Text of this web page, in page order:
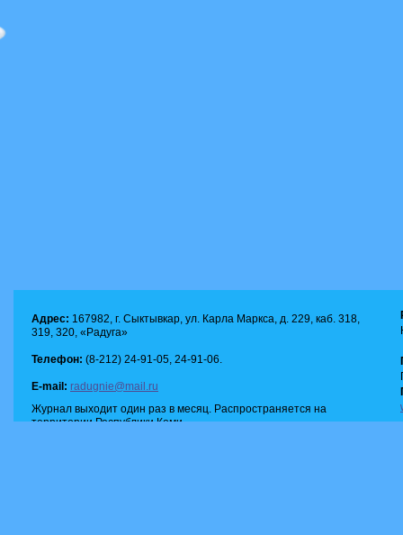
Адрес: 167982, г. Сыктывкар, ул. Карла Маркса, д. 229, каб. 318,
319, 320, «Радуга»
Телефон: (8-212) 24-91-05, 24-91-06.
E-mail: radugnie@mail.ru
Журнал выходит один раз в месяц. Распространяется на
территории Республики Коми.